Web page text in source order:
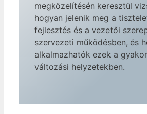
megközelítésén keresztül
hogyan jelenik meg a
fejlesztés és a vezetői
szervezeti működésben, és
alkalmazhatók ezek a
változási helyzetekben.